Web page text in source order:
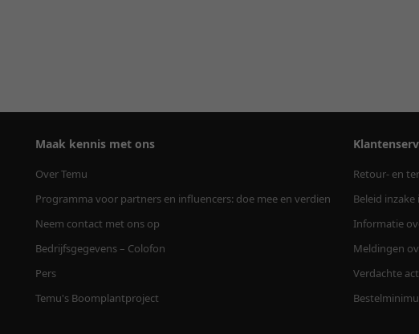
Maak kennis met ons
Over Temu
Programma voor partners en influencers: doe mee en verdien
Neem contact met ons op
Bedrijfsgegevens – Colofon
Pers
Temu's Boomplantproject
Retour- en
Beleid
Informatie
Meldingen
Verdachte